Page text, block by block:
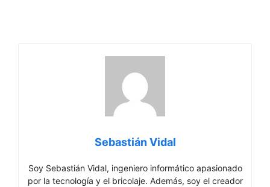
Sebastián Vidal
Soy Sebastián Vidal, ingeniero informático apasionado
por la tecnología y el bricolaje. Además, soy el creador